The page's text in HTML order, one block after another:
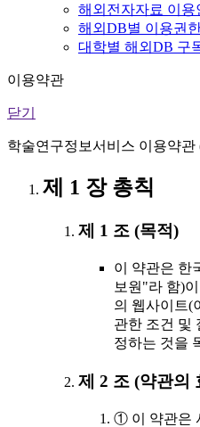
해외전자자료 이용
해외DB별 이용권
대학별 해외DB 구
이용약관
닫기
학술연구정보서비스 이용약관
제 1 장 총칙
제 1 조 (목적)
이 약관은 한
보원"라 함)
의 웹사이트(
관한 조건 및
정하는 것을
제 2 조 (약관의
① 이 약관은